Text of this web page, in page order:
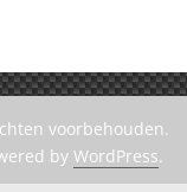
voorbehouden.
by WordPress.